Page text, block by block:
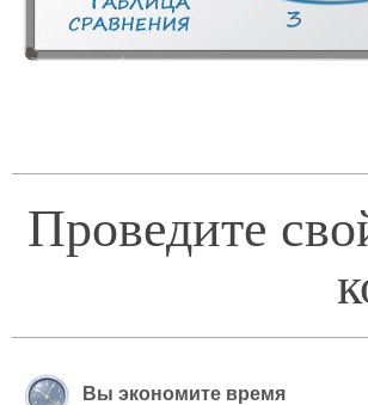
Проведите
Вы экономите время